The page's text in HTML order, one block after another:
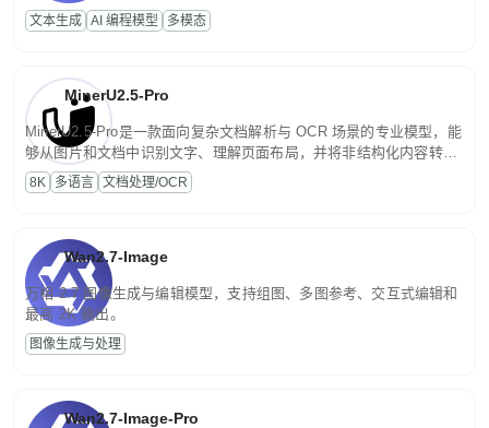
话端到端交付生产级成果。原生视觉理解贯穿规划、执行与验证全流
程，支持超长文档与长视频的深度语义解析。长程任务中自主规划与
文本生成 AI 编程模型 多模态
MinerU2.5-Pro
MinerU2.5-Pro是一款面向复杂文档解析与 OCR 场景的专业模型，能
够从图片和文档中识别文字、理解页面布局，并将非结构化内容转换
为便于存储、检索和二次处理的结构化结果。
8K 多语言 文档处理/OCR
Wan2.7-Image
万相 2.7 图像生成与编辑模型，支持组图、多图参考、交互式编辑和
最高 2K 输出。
图像生成与处理
Wan2.7-Image-Pro